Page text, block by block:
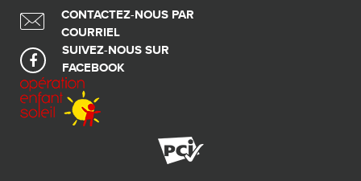
CONTACTEZ-NOUS PAR
COURRIEL
SUIVEZ-NOUS SUR
FACEBOOK